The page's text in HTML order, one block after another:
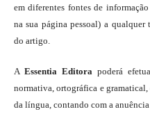
em diferentes fontes de
na sua página pessoal) a qualquer
do artigo.
A Essentia Editorapoderá
normativa, ortográfica e
da língua, contando com a